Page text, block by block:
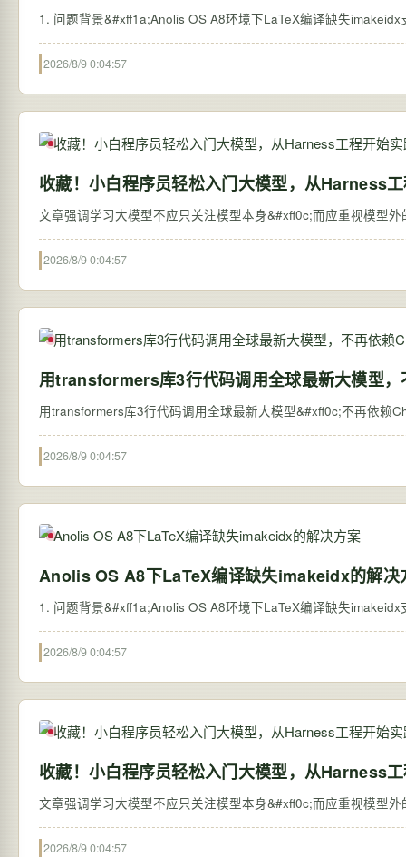
1. 问题背景&#xff1a;Anolis OS A8环境下LaTeX编译缺失
2026/8/9 0:04:57
收藏！小白程序员轻松入门大模型，从Harness
文章强调学习大模型不应只关注模型本身&#xff0c;而应重视模型
2026/8/9 0:04:57
用transformers库3行代码调用全球最新大模型
2026/8/9 0:04:57
Anolis OS A8下LaTeX编译缺失imakeidx的解决
1. 问题背景&#xff1a;Anolis OS A8环境下LaTeX编译缺失
2026/8/9 0:04:57
收藏！小白程序员轻松入门大模型，从Harness
文章强调学习大模型不应只关注模型本身&#xff0c;而应重视模型
2026/8/9 0:04:57